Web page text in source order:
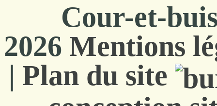
Cour-et-
2026 Mentions
| Plan du site